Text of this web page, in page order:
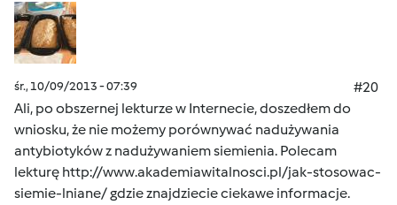
śr., 10/09/2013 - 07:39
#20
Ali, po obszernej lekturze w Internecie, doszedłem do
wniosku, że nie możemy porównywać nadużywania
antybiotyków z nadużywaniem siemienia. Polecam
lekturę http://www.akademiawitalnosci.pl/jak-stosowac-
siemie-lniane/gdzie znajdziecie ciekawe informacje.